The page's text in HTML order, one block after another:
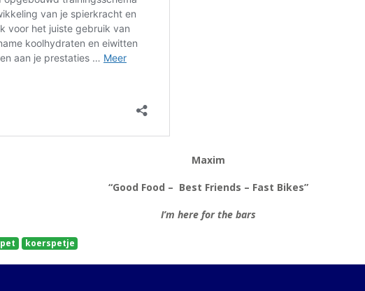
Maxim
“Good Food – Best Friends – Fast Bikes”
I’m here for the bars
koerspetje